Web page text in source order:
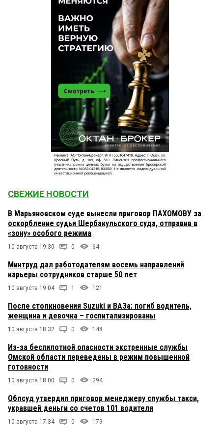
СВЕЖИЕ НОВОСТИ
В Марьяновском суде вынесли приговор ПАХОМОВУ за
оскорбление судьи Шербакульского суда, отправив в
«зону» особого режима
10 августа 19:30 0 64
Минтруд дал работодателям восемь направлений
карьеры сотрудников старше 50 лет
10 августа 19:04 1 121
После столкновения Suzuki и ВАЗа: погиб водитель,
женщина и девочка – госпитализированы
10 августа 18:32 0 148
Из-за беспилотной опасности экстренные службы
Омской области переведены в режим повышенной
готовности
10 августа 18:00 0 294
Облсуд утвердил приговор менеджеру службы такси,
укравшей деньги со счетов 101 водителя
10 августа 17:34 0 179